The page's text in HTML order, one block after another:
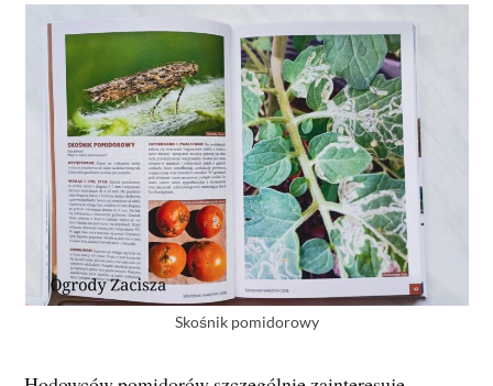
Skośnik pomidorowy